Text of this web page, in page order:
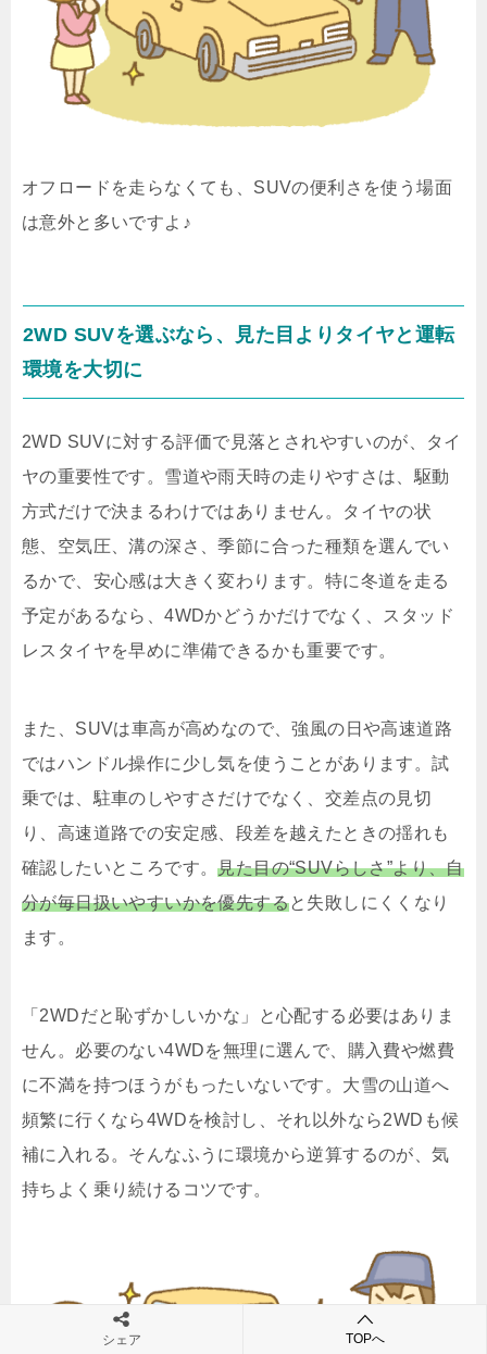
オフロードを走らなくても、SUVの便利さを使う場面
は意外と多いですよ♪
2WD SUVを選ぶなら、見た目よりタイヤと運転
環境を大切に
2WD SUVに対する評価で見落とされやすいのが、タイ
ヤの重要性です。雪道や雨天時の走りやすさは、駆動
方式だけで決まるわけではありません。タイヤの状
態、空気圧、溝の深さ、季節に合った種類を選んでい
るかで、安心感は大きく変わります。特に冬道を走る
予定があるなら、4WDかどうかだけでなく、スタッド
レスタイヤを早めに準備できるかも重要です。
また、SUVは車高が高めなので、強風の日や高速道路
ではハンドル操作に少し気を使うことがあります。試
乗では、駐車のしやすさだけでなく、交差点の見切
り、高速道路での安定感、段差を越えたときの揺れも
確認したいところです。見た目の“SUVらしさ”より、自
分が毎日扱いやすいかを優先すると失敗しにくくなり
ます。
「2WDだと恥ずかしいかな」と心配する必要はありま
せん。必要のない4WDを無理に選んで、購入費や燃費
に不満を持つほうがもったいないです。大雪の山道へ
頻繁に行くなら4WDを検討し、それ以外なら2WDも候
補に入れる。そんなふうに環境から逆算するのが、気
持ちよく乗り続けるコツです。
シェア TOPへ